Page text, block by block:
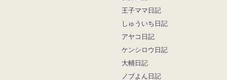
王子ママ日記
しゅういち日記
アヤコ日記
ケンシロウ日記
大輔日記
ノブよん日記